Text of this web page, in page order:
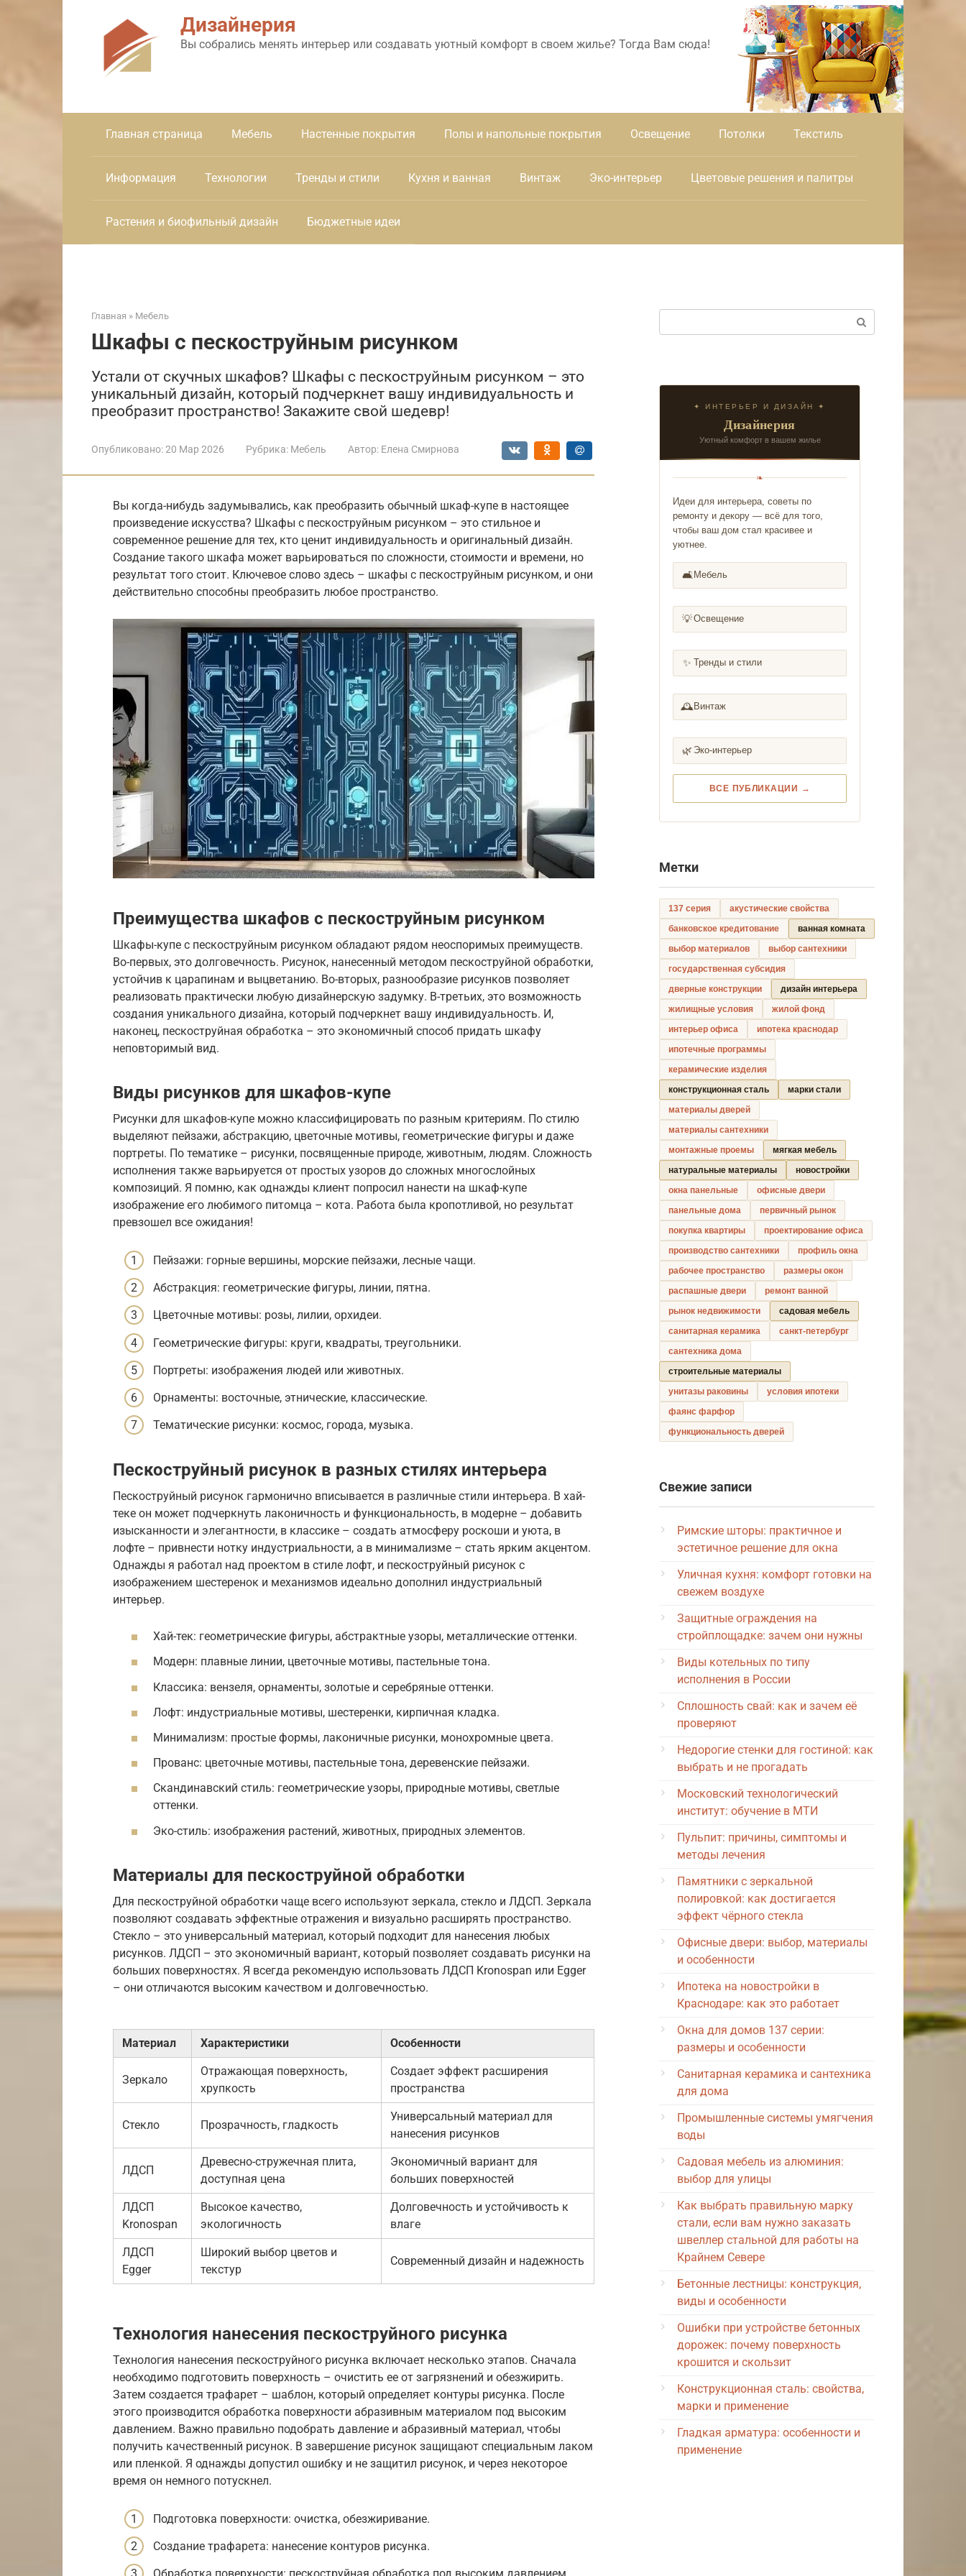
Дизайнерия
Вы собрались менять интерьер или создавать уютный комфорт в своем жилье? Тогда Вам сюда!
Главная страница Мебель Настенные покрытия Полы и напольные покрытия Освещение Потолки Текстиль
Информация Технологии Тренды и стили Кухня и ванная Винтаж Эко-интерьер Цветовые решения и палитры
Растения и биофильный дизайн Бюджетные идеи
Главная » Мебель
Шкафы с пескоструйным рисунком
Устали от скучных шкафов? Шкафы с пескоструйным рисунком – это
уникальный дизайн, который подчеркнет вашу индивидуальность и
преобразит пространство! Закажите свой шедевр!
Опубликовано:20 Мар 2026 Рубрика: Мебель Автор: Елена Смирнова
Вы когда-нибудь задумывались, как преобразить обычный шкаф-купе в настоящее
произведение искусства? Шкафы с пескоструйным рисунком – это стильное и
современное решение для тех, кто ценит индивидуальность и оригинальный дизайн.
Создание такого шкафа может варьироваться по сложности, стоимости и времени, но
результат того стоит. Ключевое слово здесь – шкафы с пескоструйным рисунком, и они
действительно способны преобразить любое пространство.
Преимущества шкафов с пескоструйным рисунком
Шкафы-купе с пескоструйным рисунком обладают рядом неоспоримых преимуществ.
Во-первых, это долговечность. Рисунок, нанесенный методом пескоструйной обработки,
устойчив к царапинам и выцветанию. Во-вторых, разнообразие рисунков позволяет
реализовать практически любую дизайнерскую задумку. В-третьих, это возможность
создания уникального дизайна, который подчеркнет вашу индивидуальность. И,
наконец, пескоструйная обработка – это экономичный способ придать шкафу
неповторимый вид.
Виды рисунков для шкафов-купе
Рисунки для шкафов-купе можно классифицировать по разным критериям. По стилю
выделяют пейзажи, абстракцию, цветочные мотивы, геометрические фигуры и даже
портреты. По тематике – рисунки, посвященные природе, животным, людям. Сложность
исполнения также варьируется от простых узоров до сложных многослойных
композиций. Я помню, как однажды клиент попросил нанести на шкаф-купе
изображение его любимого питомца – кота. Работа была кропотливой, но результат
превзошел все ожидания!
Пейзажи: горные вершины, морские пейзажи, лесные чащи.
Абстракция: геометрические фигуры, линии, пятна.
Цветочные мотивы: розы, лилии, орхидеи.
Геометрические фигуры: круги, квадраты, треугольники.
Портреты: изображения людей или животных.
Орнаменты: восточные, этнические, классические.
Тематические рисунки: космос, города, музыка.
Пескоструйный рисунок в разных стилях интерьера
Пескоструйный рисунок гармонично вписывается в различные стили интерьера. В хай-
теке он может подчеркнуть лаконичность и функциональность, в модерне – добавить
изысканности и элегантности, в классике – создать атмосферу роскоши и уюта, в
лофте – привнести нотку индустриальности, а в минимализме – стать ярким акцентом.
Однажды я работал над проектом в стиле лофт, и пескоструйный рисунок с
изображением шестеренок и механизмов идеально дополнил индустриальный
интерьер.
Хай-тек: геометрические фигуры, абстрактные узоры, металлические оттенки.
Модерн: плавные линии, цветочные мотивы, пастельные тона.
Классика: вензеля, орнаменты, золотые и серебряные оттенки.
Лофт: индустриальные мотивы, шестеренки, кирпичная кладка.
Минимализм: простые формы, лаконичные рисунки, монохромные цвета.
Прованс: цветочные мотивы, пастельные тона, деревенские пейзажи.
Скандинавский стиль: геометрические узоры, природные мотивы, светлые
оттенки.
Эко-стиль: изображения растений, животных, природных элементов.
Материалы для пескоструйной обработки
Для пескоструйной обработки чаще всего используют зеркала, стекло и ЛДСП. Зеркала
позволяют создавать эффектные отражения и визуально расширять пространство.
Стекло – это универсальный материал, который подходит для нанесения любых
рисунков. ЛДСП – это экономичный вариант, который позволяет создавать рисунки на
больших поверхностях. Я всегда рекомендую использовать ЛДСП Kronospan или Egger
– они отличаются высоким качеством и долговечностью.
Материал Характеристики Особенности
Зеркало
Отражающая поверхность,
хрупкость
Создает эффект расширения
пространства
Стекло Прозрачность, гладкость
Универсальный материал для
нанесения рисунков
ЛДСП
Древесно-стружечная плита,
доступная цена
Экономичный вариант для
больших поверхностей
ЛДСП
Kronospan
Высокое качество,
экологичность
Долговечность и устойчивость к
влаге
ЛДСП
Egger
Широкий выбор цветов и
текстур
Современный дизайн и надежность
Технология нанесения пескоструйного рисунка
Технология нанесения пескоструйного рисунка включает несколько этапов. Сначала
необходимо подготовить поверхность – очистить ее от загрязнений и обезжирить.
Затем создается трафарет – шаблон, который определяет контуры рисунка. После
этого производится обработка поверхности абразивным материалом под высоким
давлением. Важно правильно подобрать давление и абразивный материал, чтобы
получить качественный рисунок. В завершение рисунок защищают специальным лаком
или пленкой. Я однажды допустил ошибку и не защитил рисунок, и через некоторое
время он немного потускнел.
Подготовка поверхности: очистка, обезжиривание.
Создание трафарета: нанесение контуров рисунка.
✦ ИНТЕРЬЕР И ДИЗАЙН ✦
Дизайнерия
Уютный комфорт в вашем жилье
❧
Идеи для интерьера, советы по
ремонту и декору — всё для того,
чтобы ваш дом стал красивее и
уютнее.
🛋️ Мебель
💡Освещение
✨ Тренды и стили
🕰️ Винтаж
🌿 Эко-интерьер
ВСЕ ПУБЛИКАЦИИ →
Метки
137 серия
акустические свойства
банковское кредитование
ванная комната
выбор материалов
выбор сантехники
государственная субсидия
дверные конструкции
дизайн интерьера
жилищные условия
жилой фонд
интерьер офиса
ипотека краснодар
ипотечные программы
керамические изделия
конструкционная сталь
марки стали
материалы дверей
материалы сантехники
монтажные проемы
мягкая мебель
натуральные материалы
новостройки
окна панельные
офисные двери
панельные дома
первичный рынок
покупка квартиры
проектирование офиса
производство сантехники
профиль окна
рабочее пространство
размеры окон
распашные двери
ремонт ванной
рынок недвижимости
садовая мебель
санитарная керамика
санкт-петербург
сантехника дома
строительные материалы
унитазы раковины
условия ипотеки
фаянс фарфор
функциональность дверей
Свежие записи
Римские шторы: практичное и
эстетичное решение для окна
Уличная кухня: комфорт готовки на
свежем воздухе
Защитные ограждения на
стройплощадке: зачем они нужны
Виды котельных по типу
исполнения в России
Сплошность свай: как и зачем её
проверяют
Недорогие стенки для гостиной: как
выбрать и не прогадать
Московский технологический
институт: обучение в МТИ
Пульпит: причины, симптомы и
методы лечения
Памятники с зеркальной
полировкой: как достигается
эффект чёрного стекла
Офисные двери: выбор, материалы
и особенности
Ипотека на новостройки в
Краснодаре: как это работает
Окна для домов 137 серии:
размеры и особенности
Санитарная керамика и сантехника
для дома
Промышленные системы умягчения
воды
Садовая мебель из алюминия:
выбор для улицы
Как выбрать правильную марку
стали, если вам нужно заказать
швеллер стальной для работы на
Крайнем Севере
Бетонные лестницы: конструкция,
виды и особенности
Ошибки при устройстве бетонных
дорожек: почему поверхность
крошится и скользит
Конструкционная сталь: свойства,
марки и применение
Гладкая арматура: особенности и
применение